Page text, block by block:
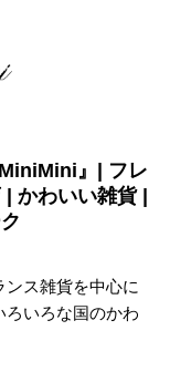
』| フレ
| かわいい雑貨 |
ス雑貨を中心に
ろいろな国のかわ